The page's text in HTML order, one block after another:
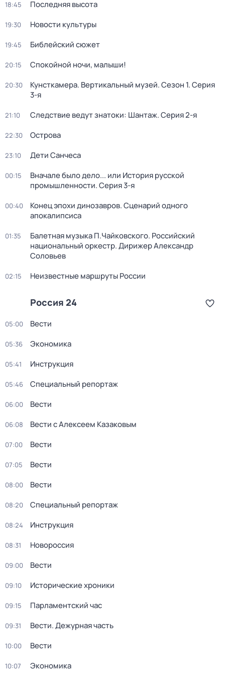
18:45 Последняя высота
19:30 Новости культуры
19:45 Библейский сюжет
20:15 Спокойной ночи, малыши!
20:30 Кунсткамера. Вертикальный музей. Сезон 1. Серия
3-я
21:10 Следствие ведут знатоки: Шантаж. Серия 2-я
22:30 Острова
23:10 Дети Санчеса
00:15
Вначале было дело... или История русской
промышленности. Серия 3-я
00:40
Конец эпохи динозавров. Сценарий одного
апокалипсиса
01:35
Балетная музыка П.Чайковского. Российский
национальный оркестр. Дирижер Александр
Соловьев
02:15 Неизвестные маршруты России
Россия 24
05:00 Вести
05:36 Экономика
05:41 Инструкция
05:46 Специальный репортаж
06:00 Вести
06:08 Вести с Алексеем Казаковым
07:00 Вести
07:05 Вести
08:00 Вести
08:20 Специальный репортаж
08:24 Инструкция
08:31 Новороссия
09:00 Вести
09:10 Исторические хроники
09:15 Парламентский час
09:31 Вести. Дежурная часть
10:00 Вести
10:07 Экономика